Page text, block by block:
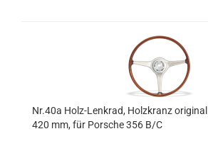
Nr.40a Holz-Lenkrad, Holzkranz
420 mm, für Porsche 356 B/C